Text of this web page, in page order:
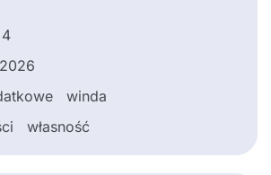
4
2026
winda
własność